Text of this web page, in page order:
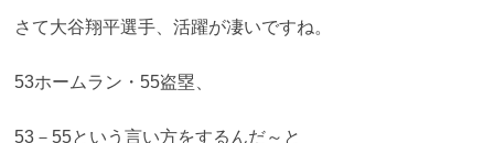
さて大谷翔平選手、活躍が凄いですね。
53ホームラン・55盗塁、
53－55という言い方をするんだ～と